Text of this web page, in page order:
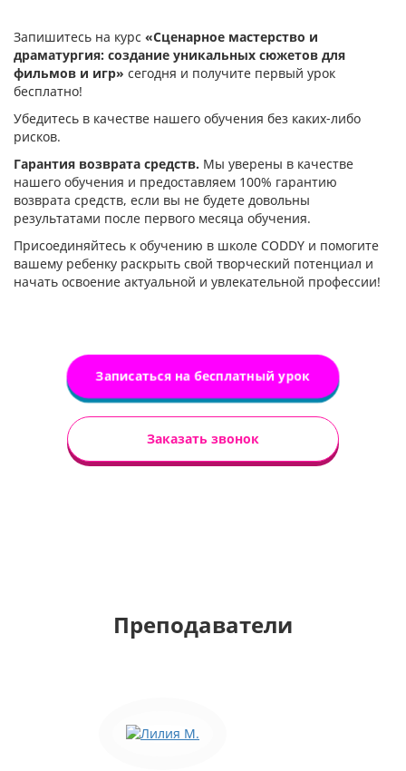
Запишитесь на курс «Сценарное мастерство и
драматургия: создание уникальных сюжетов для
фильмов и игр» сегодня и получите первый урок
бесплатно!
Убедитесь в качестве нашего обучения без каких-либо
рисков.
Гарантия возврата средств. Мы уверены в качестве
нашего обучения и предоставляем 100% гарантию
возврата средств, если вы не будете довольны
результатами после первого месяца обучения.
Присоединяйтесь к обучению в школе CODDY и помогите
вашему ребенку раскрыть свой творческий потенциал и
начать освоение актуальной и увлекательной профессии!
Записаться на бесплатный урок
Заказать звонок
Преподаватели